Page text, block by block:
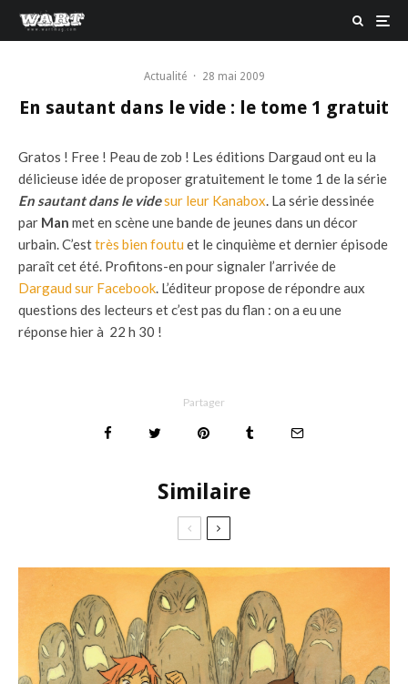
Actualité · 28 mai 2009
En sautant dans le vide : le tome 1 gratuit
Gratos ! Free ! Peau de zob ! Les éditions Dargaud ont eu la
délicieuse idée de proposer gratuitement le tome 1 de la série
En sautant dans le videsur leur Kanabox. La série dessinée
par Man met en scène une bande de jeunes dans un décor
urbain. C’esttrès bien foutu et le cinquième et dernier épisode
paraît cet été. Profitons-en pour signaler l’arrivée de
Dargaud sur Facebook. L’éditeur propose de répondre aux
questions des lecteurs et c’est pas du flan : on a eu une
réponse hier à 22 h 30 !
Partager
Similaire